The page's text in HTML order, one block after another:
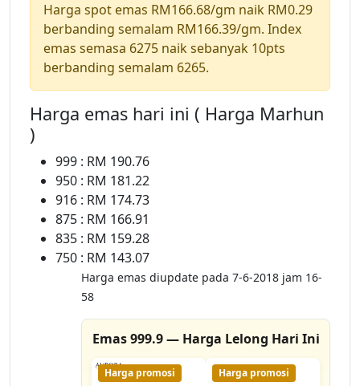
Harga spot emas RM166.68/gm naik RM0.29
berbanding semalam RM166.39/gm. Index
emas semasa 6275 naik sebanyak 10pts
berbanding semalam 6265.
Harga emas hari ini ( Harga Marhun
)
999 : RM 190.76
950 : RM 181.22
916 : RM 174.73
875 : RM 166.91
835 : RM 159.28
750 : RM 143.07
Harga emas diupdate pada 7-6-2018 jam 16-
58
Emas 999.9 — Harga Lelong Hari Ini
Harga promosi Harga promosi